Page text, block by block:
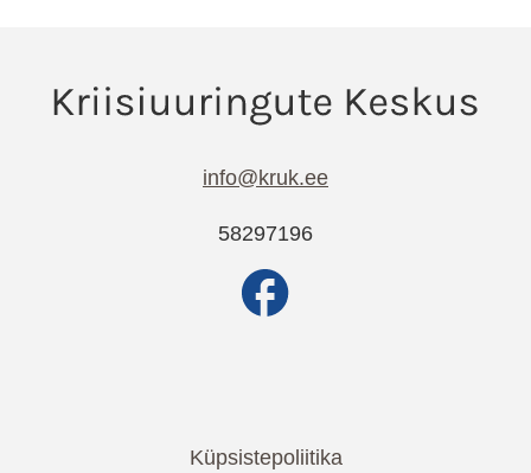
info@kruk.ee
58297196
Küpsistepoliitika